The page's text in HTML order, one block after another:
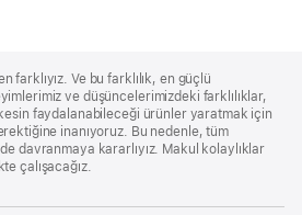
farklıyız. Ve bu farklılık, en güçlü
ve düşüncelerimizdeki farklılıklar,
faydalanabileceği ürünler yaratmak için
inanıyoruz. Bu nedenle, tüm
davranmaya kararlıyız. Makul kolaylıklar
çalışacağız.